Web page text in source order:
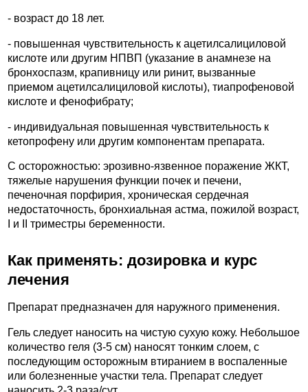
- возраст до 18 лет.
- повышенная чувствительность к ацетилсалициловой
кислоте или другим НПВП (указание в анамнезе на
бронхоспазм, крапивницу или ринит, вызванные
приемом ацетилсалициловой кислоты), тиапрофеновой
кислоте и фенофибрату;
- индивидуальная повышенная чувствительность к
кетопрофену или другим компонентам препарата.
С осторожностью: эрозивно-язвенное поражение ЖКТ,
тяжелые нарушения функции почек и печени,
печеночная порфирия, хроническая сердечная
недостаточность, бронхиальная астма, пожилой возраст,
I и II триместры беременности.
Как применять: дозировка и курс
лечения
Препарат предназначен для наружного применения.
Гель следует наносить на чистую сухую кожу. Небольшое
количество геля (3-5 см) наносят тонким слоем, с
последующим осторожным втиранием в воспаленные
или болезненные участки тела. Препарат следует